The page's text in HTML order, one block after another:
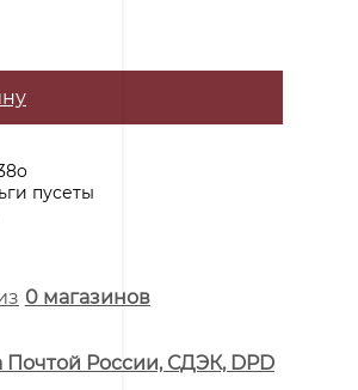
пусеты
0магазинов
Почтой России, СДЭК, DPD